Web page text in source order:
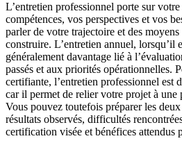
L’entretien professionnel porte sur
compétences, vos perspectives et vos
parler de votre trajectoire et des moyens
construire. L’entretien annuel, lorsqu’il
généralement davantage lié à
passés et aux priorités opérationnelles.
certifiante, l’entretien professionnel est
car il permet de relier votre projet à une
Vous pouvez toutefois préparer les
résultats observés, difficultés
certification visée et bénéfices attendus